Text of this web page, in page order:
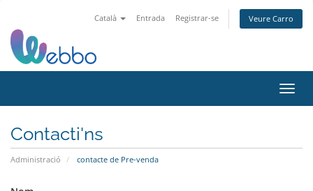
Català Entrada Registrar-se Veure Carro
Contacti'ns
Administració contacte de Pre-venda